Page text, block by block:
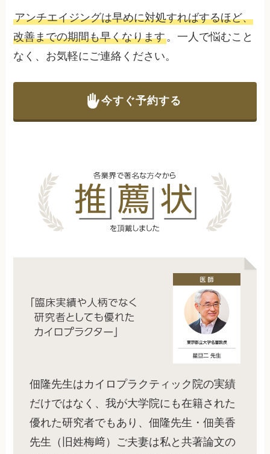
アンチエイジングは早めに対処すればするほど、
改善までの期間も早くなります。一人で悩むこと
なく、お気軽にご連絡ください。
今すぐ予約する
佃隆先生はカイロプラクティック院の実績
だけではなく、我が大学院にも在籍された
優れた研究者でもあり、佃隆先生・佃美香
先生（旧姓梅﨑）ご夫妻は私と共著論文の